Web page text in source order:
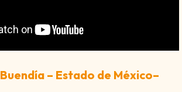
– Estado de México–